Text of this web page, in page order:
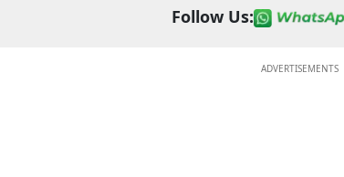
Follow Us:
ADVERTISEMENTS